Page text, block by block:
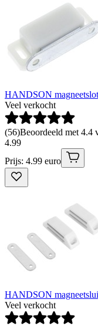
HANDSON
Veel verkocht
(56)Beoordeeld met 4.4
4.99
Prijs: 4.99 euro
HANDSON
Veel verkocht